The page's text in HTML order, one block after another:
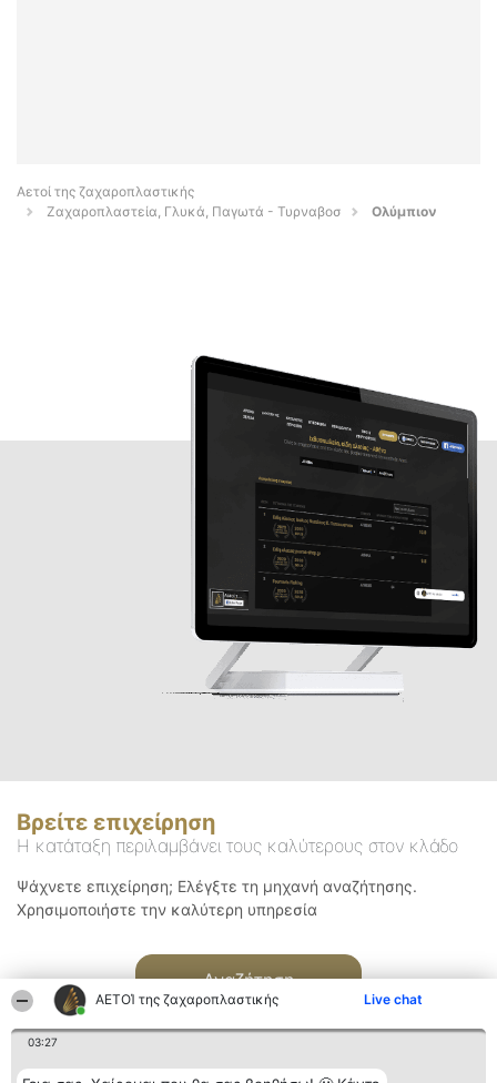
ΑΕΤΟΊ της ζαχαροπλαστικής Live chat
03:27
Αετοί της ζαχαροπλαστικής
Ζαχαροπλαστεία, Γλυκά, Παγωτά - Τυρναβοσ
Ολύμπιον
Βρείτε επιχείρηση
Η κατάταξη περιλαμβάνει τους καλύτερους στον κλάδο
Ψάχνετε επιχείρηση; Ελέγξτε τη μηχανή αναζήτησης.
Χρησιμοποιήστε την καλύτερη υπηρεσία
Αναζήτηση